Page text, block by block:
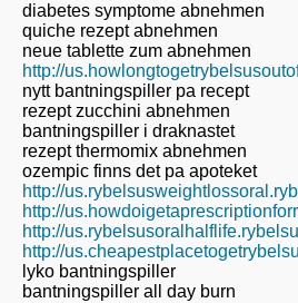
diabetes symptome abnehmen
quiche rezept abnehmen
neue tablette zum abnehmen
http://
nytt bantningspiller pa recept
rezept zucchini abnehmen
bantningspiller i draknastet
rezept thermomix abnehmen
ozempic finns det pa apoteket
http://
http://
http://
http://
lyko bantningspiller
bantningspiller all day burn